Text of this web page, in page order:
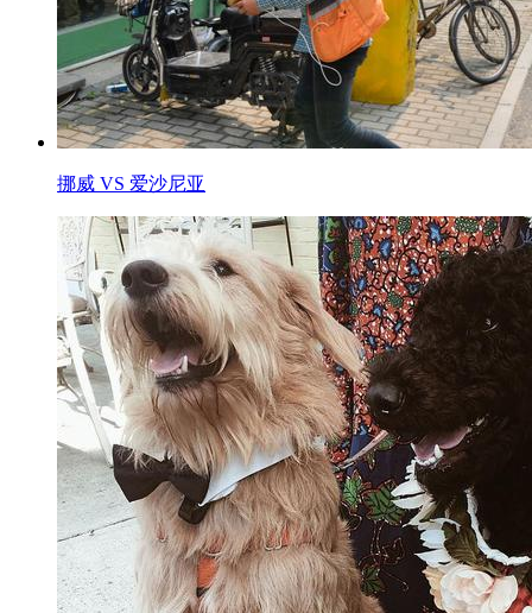
挪威 VS 爱沙尼亚